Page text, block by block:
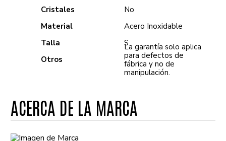
Cristales
No
Material
Acero Inoxidable
Talla
S
Otros
La garantía solo aplica
para defectos de
fábrica y no de
manipulación.
ACERCA DE LA MARCA